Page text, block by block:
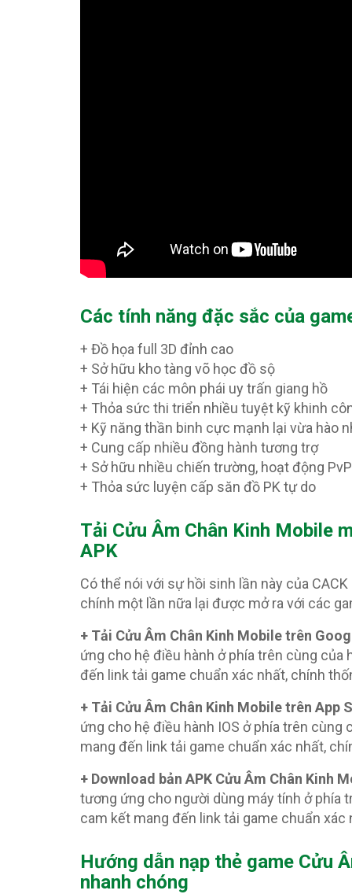
Các tính năng đặc sắc của
+ Đồ họa full 3D đỉnh cao
+ Sở hữu kho tàng võ học đồ sộ
+ Tái hiện các môn phái uy trấn giang hồ
+ Thỏa sức thi triển nhiều tuyệt kỹ khinh
+ Kỹ năng thần binh cực mạnh lại vừa hào
+ Cung cấp nhiều đồng hành tương trợ
+ Sở hữu nhiều chiến trường, hoạt động
+ Thỏa sức luyện cấp săn đồ PK tự do
Tải Cửu Âm Chân Kinh Mobile
APK
Có thể nói với sự hồi sinh lần này của
chính một lần nữa lại được mở ra với các
+ Tải Cửu Âm Chân Kinh Mobile trên
ứng cho hệ điều hành ở phía trên cùng của
đến link tải game chuẩn xác nhất, chính
+ Tải Cửu Âm Chân Kinh Mobile trên App
ứng cho hệ điều hành IOS ở phía trên cùng
mang đến link tải game chuẩn xác nhất,
+ Download bản APK Cửu Âm Chân Kinh
tương ứng cho người dùng máy tính ở phía
cam kết mang đến link tải game chuẩn xác
Hướng dẫn nạp thẻ game Cửu
nhanh chóng